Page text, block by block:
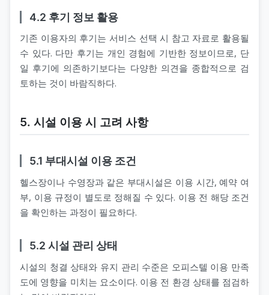
4.2 후기 정보 활용
기존 이용자의 후기는 서비스 선택 시 참고 자료로 활용될
수 있다. 다만 후기는 개인 경험에 기반한 정보이므로, 단
일 후기에 의존하기보다는 다양한 의견을 종합적으로 검
토하는 것이 바람직하다.
5. 시설 이용 시 고려 사항
5.1 부대시설 이용 조건
헬스장이나 수영장과 같은 부대시설은 이용 시간, 예약 여
부, 이용 규정이 별도로 정해질 수 있다. 이용 전 해당 조건
을 확인하는 과정이 필요하다.
5.2 시설 관리 상태
시설의 청결 상태와 유지 관리 수준은 오피스텔 이용 만족
도에 영향을 미치는 요소이다. 이용 전 환경 상태를 점검하